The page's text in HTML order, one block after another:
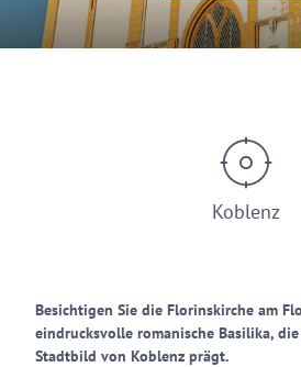
Koblenz
Besichtigen Sie die Florinskirche am
eindrucksvolle romanische Basilika,
Stadtbild von Koblenz prägt.